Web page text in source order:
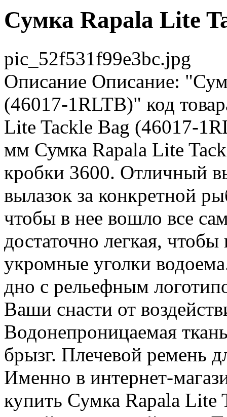
Сумка Rapala Lite
pic_52f531f99e3bc.jpg
Описание Описание:
(46017-1RLTB)" код
Lite Tackle Bag (46017-
мм Сумка Rapala Lite
кробки 3600. Отличный
вылазок за конкретной
чтобы в нее вошло все
достаточно легкая,
укромные уголки
дно с рельефным
Ваши снасти от
Водонепроницаемая
брызг. Плечевой ремень
Именно в интернет-
купить Сумка Rapala